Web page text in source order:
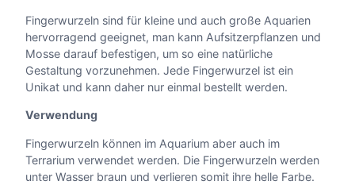
e
Fingerwurzeln sind für kleine und auch große Aquarien
hervorragend geeignet, man kann Aufsitzerpflanzen und
Mosse darauf befestigen, um so eine natürliche
Gestaltung vorzunehmen. Jede Fingerwurzel ist ein
Unikat und kann daher nur einmal bestellt werden.
Verwendung
Fingerwurzeln können im Aquarium aber auch im
Terrarium verwendet werden. Die Fingerwurzeln werden
unter Wasser braun und verlieren somit ihre helle Farbe.